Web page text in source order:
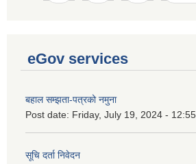
eGov services
बहाल सम्झता-पत्रको नमुना
Post date: Friday, July 19, 2024 - 12:55
सूचि दर्ता निवेदन